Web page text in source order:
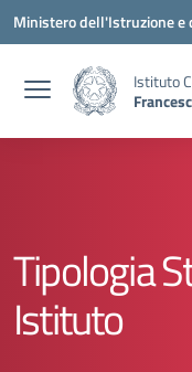
Vai ai contenuti
Vai al menu di navigazione
Vai al footer
Ministero dell'Istruzione e
Istituto
Tipologia
Istituto